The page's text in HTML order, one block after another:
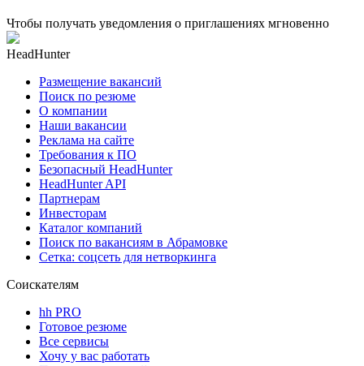
Чтобы получать уведомления о приглашениях мгновенно
HeadHunter
Размещение вакансий
Поиск по резюме
О компании
Наши вакансии
Реклама на сайте
Требования к ПО
Безопасный HeadHunter
HeadHunter API
Партнерам
Инвесторам
Каталог компаний
Поиск по вакансиям в Абрамовке
Сетка: соцсеть для нетворкинга
Соискателям
hh PRO
Готовое резюме
Все сервисы
Хочу у вас работать